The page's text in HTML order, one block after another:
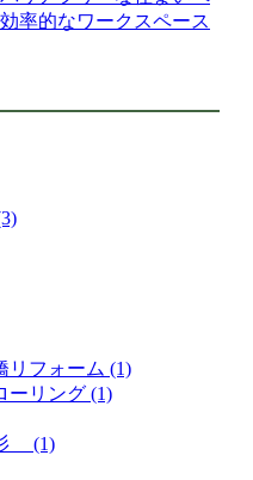
率的なワークスペース
フォーム (1)
リング (1)
(1)